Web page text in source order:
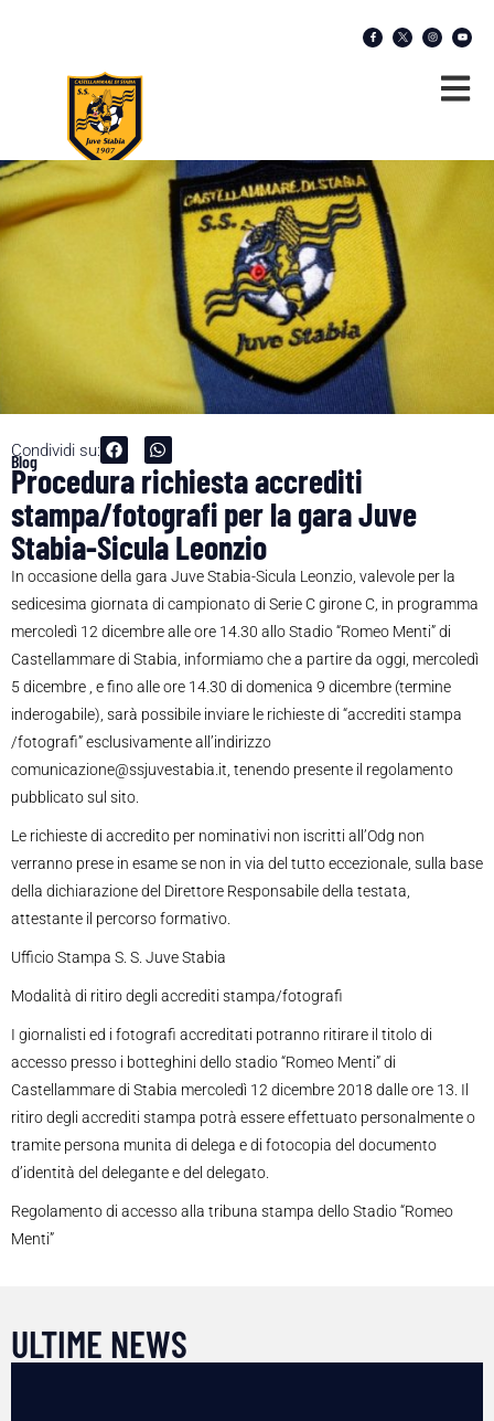
Condividi su:
Blog
Procedura richiesta accrediti
stampa/fotografi per la gara Juve
Stabia-Sicula Leonzio
In occasione della gara Juve Stabia-Sicula Leonzio, valevole per la
sedicesima giornata di campionato di Serie C girone C, in programma
mercoledì 12 dicembre alle ore 14.30 allo Stadio “Romeo Menti” di
Castellammare di Stabia, informiamo che a partire da oggi, mercoledì
5 dicembre , e fino alle ore 14.30 di domenica 9 dicembre (termine
inderogabile), sarà possibile inviare le richieste di “accrediti stampa
/fotografi” esclusivamente all’indirizzo
comunicazione@ssjuvestabia.it, tenendo presente il regolamento
pubblicato sul sito.
Le richieste di accredito per nominativi non iscritti all’Odg non
verranno prese in esame se non in via del tutto eccezionale, sulla base
della dichiarazione del Direttore Responsabile della testata,
attestante il percorso formativo.
Ufficio Stampa S. S. Juve Stabia
Modalità di ritiro degli accrediti stampa/fotografi
I giornalisti ed i fotografi accreditati potranno ritirare il titolo di
accesso presso i botteghini dello stadio “Romeo Menti” di
Castellammare di Stabia mercoledì 12 dicembre 2018 dalle ore 13. Il
ritiro degli accrediti stampa potrà essere effettuato personalmente o
tramite persona munita di delega e di fotocopia del documento
d’identità del delegante e del delegato.
Regolamento di accesso alla tribuna stampa dello Stadio “Romeo
Menti”
ULTIME NEWS